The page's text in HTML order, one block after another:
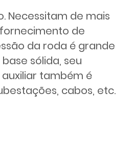
Necessitam de mais
de
da roda é grande
sólida, seu
também é
cabos, etc.